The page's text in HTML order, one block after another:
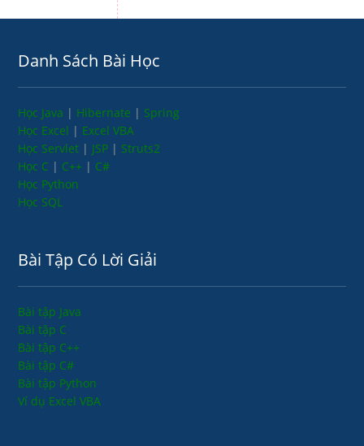
Danh Sách Bài Học
Học Java | Hibernate | Spring
Học Excel | Excel VBA
Học Servlet | JSP | Struts2
Học C | C++ | C#
Học Python
Học SQL
Bài Tập Có Lời Giải
Bài tập Java
Bài tập C
Bài tập C++
Bài tập C#
Bài tập Python
Ví dụ Excel VBA